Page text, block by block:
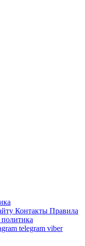
Контакты Правила
telegram viber